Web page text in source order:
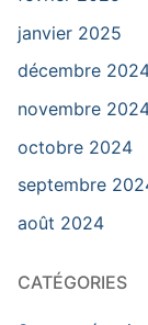
janvier 2025
décembre
novembre
octobre 2024
septembre
août 2024
CATÉGORIES